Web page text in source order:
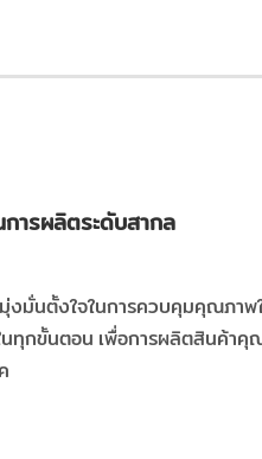
ารผลิตระดับสากล
งมั่นตั้งใจในการควบคุมคุณภาพ
นทุกขั้นตอน เพื่อการผลิตสินค้าคุ